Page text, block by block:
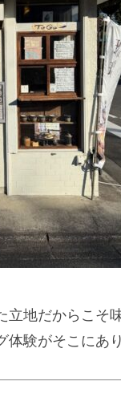
立地だからこそ
体験がそこにあ